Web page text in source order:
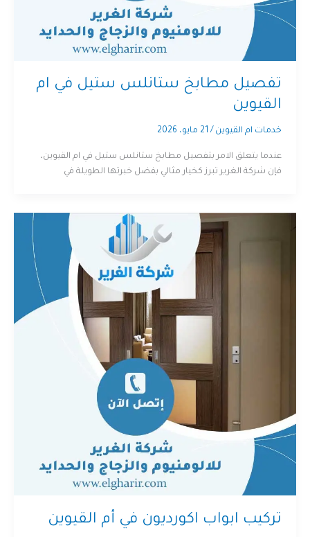
تفصيل مطابخ ستانلس ستيل في ام
القيوين
خدمات ام القيوين / 21 مايو، 2026
عندما يتعلق الامر بتفصيل مطابخ ستانلس ستيل في ام القيوين،
فإن شركة الغرير تبرز كخيار مثالي بفضل خبرتها الطويلة في
تركيب ابواب اكورديون في أم القيوين